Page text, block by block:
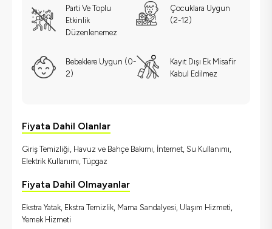
Parti Ve Toplu
Etkinlik
Düzenlenemez
Çocuklara Uygun
(2-12)
Bebeklere Uygun (0-
2)
Kayıt Dışı Ek Misafir
Kabul Edilmez
Fiyata Dahil Olanlar
Giriş Temizliği, Havuz ve Bahçe Bakımı, İnternet, Su Kullanımı,
Elektrik Kullanımı, Tüpgaz
Fiyata Dahil Olmayanlar
Ekstra Yatak, Ekstra Temizlik, Mama Sandalyesi, Ulaşım Hizmeti,
Yemek Hizmeti